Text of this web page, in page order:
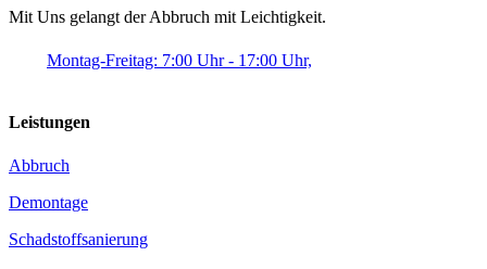
Mit Uns gelangt der Abbruch mit Leichtigkeit.
Montag-Freitag: 7:00 Uhr - 17:00 Uhr,
Leistungen
Abbruch
Demontage
Schadstoffsanierung